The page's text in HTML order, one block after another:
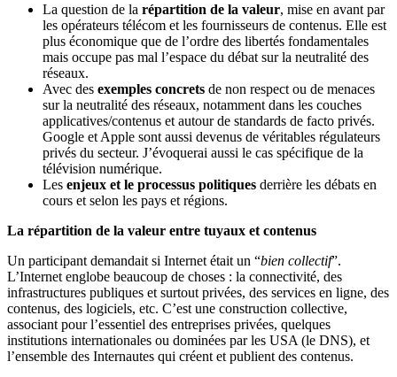
La question de la répartition de la valeur, mise en avant par
les opérateurs télécom et les fournisseurs de contenus. Elle est
plus économique que de l’ordre des libertés fondamentales
mais occupe pas mal l’espace du débat sur la neutralité des
réseaux.
Avec des exemples concrets de non respect ou de menaces
sur la neutralité des réseaux, notamment dans les couches
applicatives/contenus et autour de standards de facto privés.
Google et Apple sont aussi devenus de véritables régulateurs
privés du secteur. J’évoquerai aussi le cas spécifique de la
télévision numérique.
Les enjeux et le processus politiques derrière les débats en
cours et selon les pays et régions.
La répartition de la valeur entre tuyaux et contenus
Un participant demandait si Internet était un “bien collectif”.
L’Internet englobe beaucoup de choses : la connectivité, des
infrastructures publiques et surtout privées, des services en ligne, des
contenus, des logiciels, etc. C’est une construction collective,
associant pour l’essentiel des entreprises privées, quelques
institutions internationales ou dominées par les USA (le DNS), et
l’ensemble des Internautes qui créent et publient des contenus.